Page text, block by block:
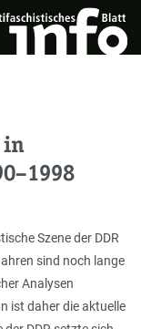
in
Szene der DDR
sind noch lange
Analysen
ist daher die aktuelle